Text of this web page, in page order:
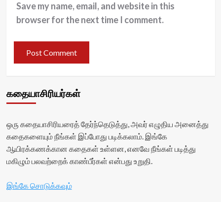
Save my name, email, and website in this
browser for the next time I comment.
கதையாசிரியர்கள்
ஒரு கதையாசிரியரைத் தேர்ந்தெடுத்து, அவர் எழுதிய அனைத்து
கதைகளையும் நீங்கள் இப்போது படிக்கலாம். இங்கே
ஆயிரக்கணக்கான கதைகள் உள்ளன, எனவே நீங்கள் படித்து
மகிழும் பலவற்றைக் காண்பீர்கள் என்பது உறுதி.
இங்கே சொடுக்கவும்